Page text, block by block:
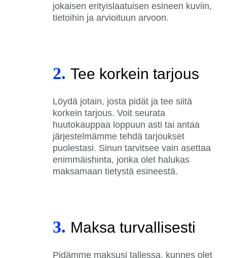
jokaisen erityislaatuisen esineen kuviin,
tietoihin ja arvioituun arvoon.
2. Tee korkein tarjous
Löydä jotain, josta pidät ja tee siitä
korkein tarjous. Voit seurata
huutokauppaa loppuun asti tai antaa
järjestelmämme tehdä tarjoukset
puolestasi. Sinun tarvitsee vain asettaa
enimmäishinta, jonka olet halukas
maksamaan tietystä esineestä.
3. Maksa turvallisesti
Pidämme maksusi tallessa, kunnes olet